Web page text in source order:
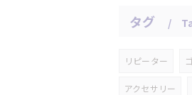
タグ
リピーター
アクセサリー